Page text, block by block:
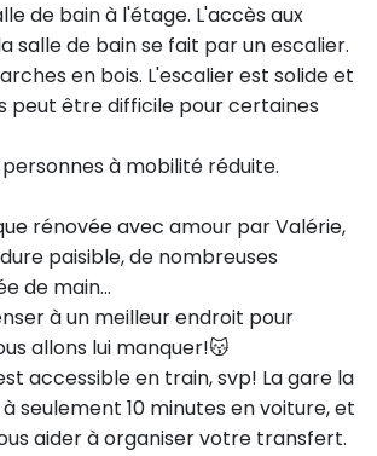
de bain à l'étage. L'accès aux
salle de bain se fait par un escalier.
en bois. L'escalier est solide et
peut être difficile pour certaines
à mobilité réduite.
rénovée avec amour par Valérie,
paisible, de nombreuses
de main...
à un meilleur endroit pour
allons lui manquer!😽
accessible en train, svp! La gare la
seulement 10 minutes en voiture, et
aider à organiser votre transfert.